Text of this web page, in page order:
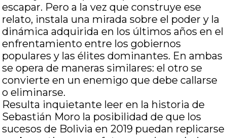
escapar. Pero a la vez que construye ese
relato, instala una mirada sobre el poder y la
dinámica adquirida en los últimos años en el
enfrentamiento entre los gobiernos
populares y las élites dominantes. En ambas
se opera de maneras similares: el otro se
convierte en un enemigo que debe callarse
o eliminarse.
Resulta inquietante leer en la historia de
Sebastián Moro la posibilidad de que los
sucesos de Bolivia en 2019 puedan replicarse